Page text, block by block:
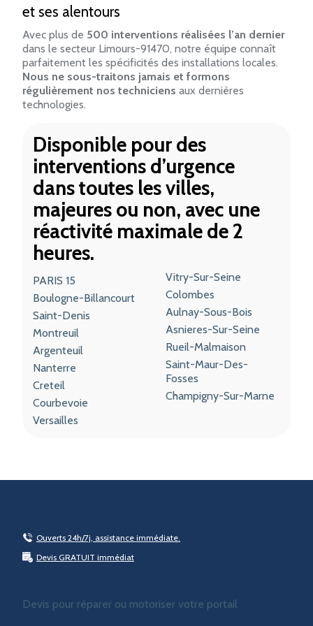
et ses alentours
Avec plus de 500 interventions réalisées l’an dernier
dans le secteur Limours-91470, notre équipe connaît
parfaitement les spécificités des installations locales.
Nous ne sous-traitons jamais et formons
régulièrement nos techniciens aux dernières
technologies.
Disponible pour des
interventions d’urgence
dans toutes les villes,
majeures ou non, avec une
réactivité maximale de 2
heures.
PARIS 15
Boulogne-Billancourt
Saint-Denis
Montreuil
Argenteuil
Nanterre
Creteil
Courbevoie
Versailles
Vitry-Sur-Seine
Colombes
Aulnay-Sous-Bois
Asnieres-Sur-Seine
Rueil-Malmaison
Saint-Maur-Des-
Fosses
Champigny-Sur-Marne
Ouverts 24h/7j, assistance immédiate.
Devis GRATUIT immédiat
Devis pour réparer ou motoriser votre portail